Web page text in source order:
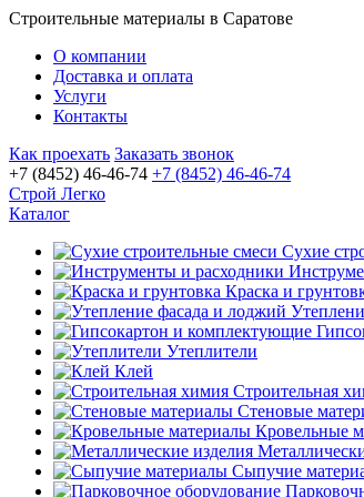
Строительные материалы в Саратове
О компании
Доставка и оплата
Услуги
Контакты
Как проехать Заказать звонок
+7 (8452) 46-46-74 +7 (8452) 46-46-74
Строй Легко
Каталог
Сухие
Краска и
Утеплители
Клей
Строительная
Стеновые
Кровельные
Сыпучие